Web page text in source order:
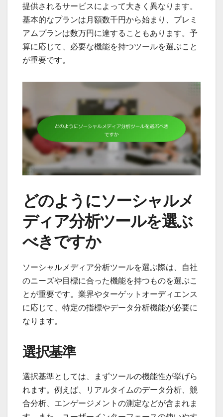
提供されるサービスによって大きく異なります。
基本的なプランは月額数千円から始まり、プレミ
アムプランは数万円に達することもあります。予
算に応じて、必要な機能を持つツールを選ぶこと
が重要です。
どのようにソーシャルメ
ディア分析ツールを選ぶ
べきですか
ソーシャルメディア分析ツールを選ぶ際は、自社
のニーズや目標に合った機能を持つものを選ぶこ
とが重要です。業界やターゲットオーディエンス
に応じて、特定の指標やデータ分析機能が必要に
なります。
選択基準
選択基準としては、まずツールの機能性が挙げら
れます。例えば、リアルタイムのデータ分析、競
合分析、エンゲージメントの測定などが含まれま